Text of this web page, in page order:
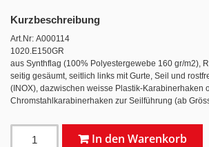
Kurzbeschreibung
Art.Nr: A000114
1020.E150GR
aus Synthflag (100% Polyestergewebe 160 gr/m2),
seitig gesäumt, seitlich links mit Gurte, Seil und
(INOX), dazwischen weisse Plastik-Karabinerhaken
Chromstahlkarabinerhaken zur Seilführung (ab
In den Warenkorb